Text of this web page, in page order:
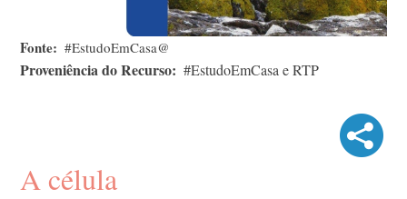
Fonte #EstudoEmCasa@
Proveniência do Recurso #EstudoEmCasa e RTP
A célula